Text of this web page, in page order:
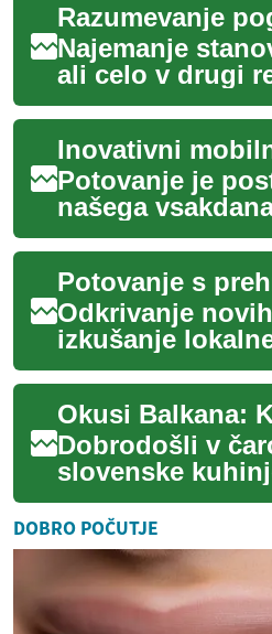
Najemanje
ali celo v drugi
lastne države
edinstvene
priložnosti....
Potovanje je
našega
tradicionalni
terminali
hitremu tempu
Odkrivanje
izkušanje
ključni del
izkušnje. Toda
prehran...
Dobrodošli v
slovenske
tradicija in
prepletata v
simfonijo ok...
DOBRO POČUTJE